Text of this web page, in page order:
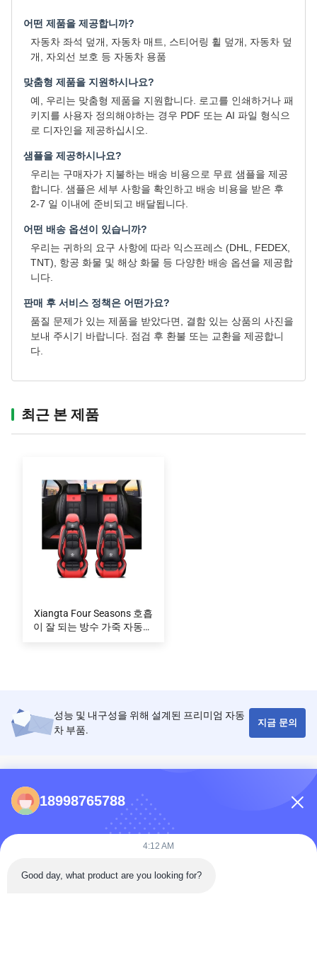
어떤 제품을 제공합니까?
자동차 좌석 덮개, 자동차 매트, 스티어링 휠 덮개, 자동차 덮
개, 자외선 보호 등 자동차 용품
맞춤형 제품을 지원하시나요?
예, 우리는 맞춤형 제품을 지원합니다. 로고를 인쇄하거나 패
키지를 사용자 정의해야하는 경우 PDF 또는 AI 파일 형식으
로 디자인을 제공하십시오.
샘플을 제공하시나요?
우리는 구매자가 지불하는 배송 비용으로 무료 샘플을 제공
합니다. 샘플은 세부 사항을 확인하고 배송 비용을 받은 후
2-7 일 이내에 준비되고 배달됩니다.
어떤 배송 옵션이 있습니까?
우리는 귀하의 요구 사항에 따라 익스프레스 (DHL, FEDEX,
TNT), 항공 화물 및 해상 화물 등 다양한 배송 옵션을 제공합
니다.
판매 후 서비스 정책은 어떤가요?
품질 문제가 있는 제품을 받았다면, 결함 있는 상품의 사진을
보내 주시기 바랍니다. 점검 후 환불 또는 교환을 제공합니
다.
최근 본 제품‌
Xiangta Four Seasons 호흡
이 잘 되는 방수 가죽 자동차
성능 및 내구성을 위해 설계된 프리미엄 자동
차 부품.
지금 문의
86-0731-198823123-11
Puooedr@maoyt.com
18998765788
4:12 AM
Good day, what product are you looking for?